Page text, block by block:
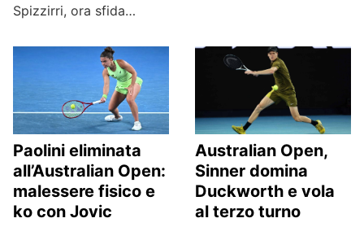
Spizzirri, ora sfida…
Paolini eliminata
all’Australian Open:
malessere fisico e
ko con Jovic
Australian Open,
Sinner domina
Duckworth e vola
al terzo turno